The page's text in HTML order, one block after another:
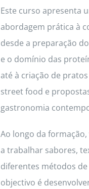
Este curso apresenta
abordagem prática à
desde a preparação
e o domínio das
até à criação de
street food e
gastronomia
Ao longo da
a trabalhar sabores,
diferentes métodos de
objectivo é